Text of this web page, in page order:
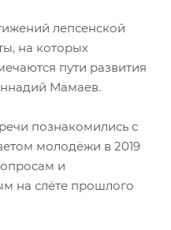
лепсенской
на которых
пути развития
Мамаев.
познакомились с
молодёжи в 2019
и
на слёте прошлого